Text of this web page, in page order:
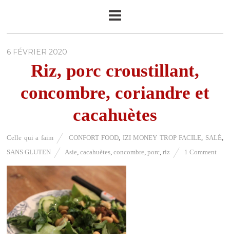
6 FÉVRIER 2020
Riz, porc croustillant,
concombre, coriandre et
cacahuètes
Celle qui a faim CONFORT FOOD IZI MONEY TROP FACILE SALÉ,
SANS GLUTEN
Asie ,cacahuètes ,concombre ,porc ,riz 1 Comment